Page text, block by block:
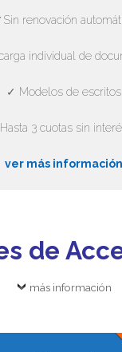
renovación
individual de
✓ Modelos de escritos
Hasta 3 cuotas sin
ver más información
de
más información